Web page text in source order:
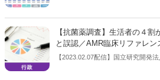
の「全国抗菌薬販売量調査データ
【抗菌薬調査】生活者の４割
と誤認／AMR臨床リファレン
【2023.02.07配信】国立研究開発
AMR臨床リファレンスセンターは